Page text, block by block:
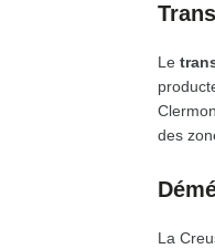
Le
des
La